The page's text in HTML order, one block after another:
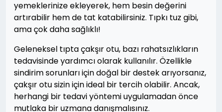
yemeklerinize ekleyerek, hem besin değerini
artırabilir hem de tat katabilirsiniz. Tıpkı tuz gibi,
ama çok daha sağlıklı!
Geleneksel tıpta çakşır otu, bazı rahatsızlıkların
tedavisinde yardımcı olarak kullanılır. Özellikle
sindirim sorunları için doğal bir destek arıyorsanız,
çakşır otu sizin için ideal bir tercih olabilir. Ancak,
herhangi bir tedavi yöntemi uygulamadan önce
mutlaka bir uzmana danışmalısınız.